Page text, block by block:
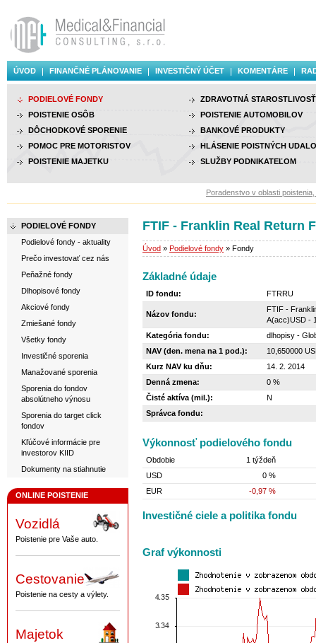
ÚVOD FINANČNÉ PLÁNOVANIE INVESTIČNÝ ÚČET KOMENTÁRE
PODIELOVÉ FONDY
POISTENIE OSÔB
DÔCHODKOVÉ SPORENIE
POMOC PRE MOTORISTOV
POISTENIE MAJETKU
ZDRAVOTNÁ STAROSTLIVOSŤ
POISTENIE AUTOMOBILOV
BANKOVÉ PRODUKTY
HLÁSENIE POISTNÝCH
SLUŽBY PODNIKATEĽOM
Poradenstvo v oblasti poistenia,
PODIELOVÉ FONDY
Podielové fondy - aktuality
Prečo investovať cez nás
Peňažné fondy
Dlhopisové fondy
Akciové fondy
Zmiešané fondy
Všetky fondy
Investičné sporenia
Manažované sporenia
Sporenia do fondov
absolútneho výnosu
Sporenia do target click
fondov
Kľúčové informácie pre
investorov KIID
Dokumenty na stiahnutie
ONLINE POISTENIE
Vozidlá
Poistenie pre Vaše auto.
Cestovanie
Poistenie na cesty a výlety.
Majetok
FTIF - Franklin Real Return
Úvod » Podielové fondy » Fondy
Základné údaje
ID fondu: FTRRU
Názov fondu:
FTIF -
A(acc)USD -
Kategória fondu:
dlhopisy -
NAV (den. mena na 1 pod.):
10,650000
Kurz NAV ku dňu:
14. 2. 2014
Denná zmena:
0 %
Čisté aktíva (mil.):
N
Správca fondu:
Výkonnosť podielového fondu
Obdobie
1 týždeň
USD
0 %
EUR
-0,97 %
Investičné ciele a politika fondu
Graf výkonnosti